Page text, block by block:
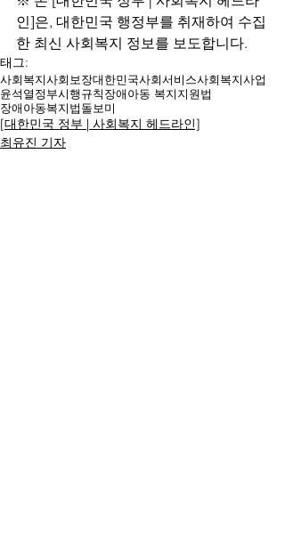
인]은, 대한민국 행정부를 취재하여 수집
한 최신 사회복지 정보를 보도합니다.
태그:
사회복지사회보장대한민국사회서비스사회복지사업
윤석열정부시행규칙장애아동 복지지원법
장애아동복지법돌보미
[대한민국 정부 | 사회복지 헤드라인]
최유진 기자